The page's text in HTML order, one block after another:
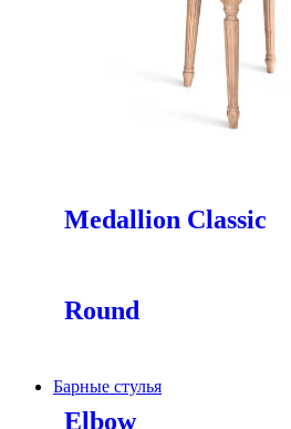
Medallion Classic
Round
Барные стулья
Elbow